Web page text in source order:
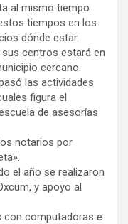
al mismo tiempo
tiempos en los
dónde estar.
sus centros estará en
cercano.
las actividades
figura el
de asesorías
notarios por
el año se realizaron
y apoyo al
con computadoras e